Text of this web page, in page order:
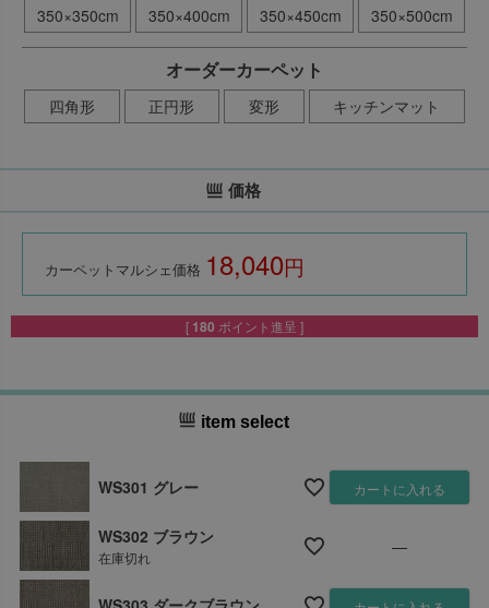
350×350cm
350×400cm 350×450cm 350×500cm
オーダーカーペット
四角形 正円形 変形 キッチンマット
価格
カーペットマルシェ価格 18,040
[ 180 ポイント進呈 ]
item select
WS301 グレー カートに入れる
WS302 ブラウン
在庫切れ
—